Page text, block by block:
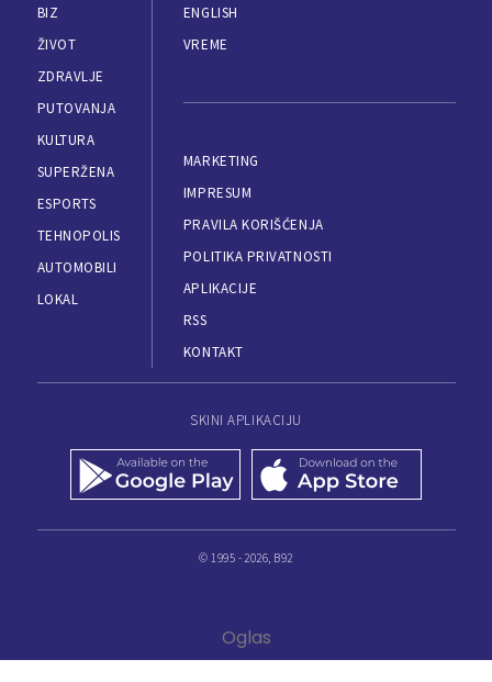
BIZ
ŽIVOT
ZDRAVLJE
PUTOVANJA
KULTURA
SUPERŽENA
ESPORTS
TEHNOPOLIS
AUTOMOBILI
LOKAL
ENGLISH
VREME
MARKETING
IMPRESUM
PRAVILA KORIŠĆENJA
POLITIKA PRIVATNOSTI
APLIKACIJE
RSS
KONTAKT
SKINI APLIKACIJU
© 1995 - 2026, B92